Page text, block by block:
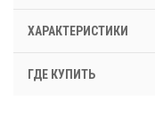
ХАРАКТЕРИСТИКИ
ГДЕ КУПИТЬ